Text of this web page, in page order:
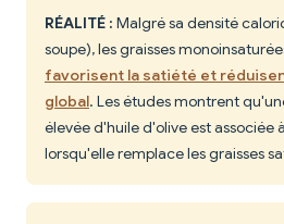
RÉALITÉ : Malgré sa densité
soupe), les graisses
favorisent la satiété et
global. Les études montrent
élevée d'huile d'olive est associée
lorsqu'elle remplace les graisses